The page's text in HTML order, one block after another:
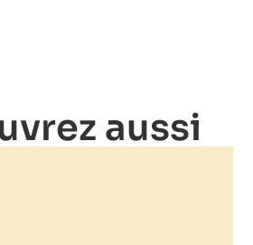
aussi